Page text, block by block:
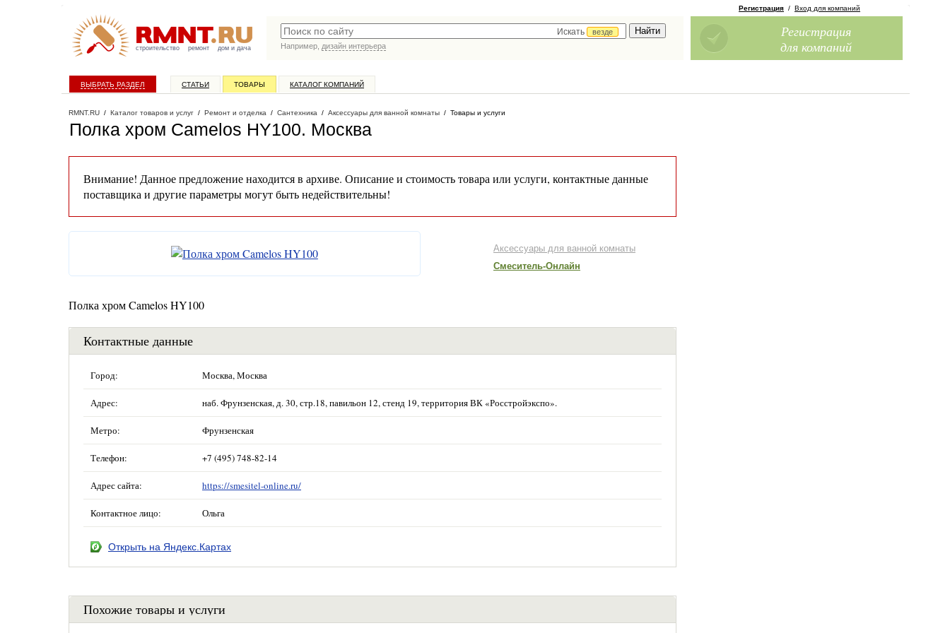
строительство ремонт дом и дача
Искать
везде
Например, дизайн интерьера
Регистрация / Вход для компаний
Регистрация
для компаний
ВЫБРАТЬ РАЗДЕЛ СТАТЬИ ТОВАРЫ КАТАЛОГ КОМПАНИЙ
RMNT.RU / Каталог товаров и услуг / Ремонт и отделка / Сантехника / Аксессуары для ванной комнаты / Товары и услуги
Полка хром Camelos HY100. Москва
Внимание! Данное предложение находится в архиве. Описание и стоимость товара или услуги, контактные данные
поставщика и другие параметры могут быть недействительны!
Аксессуары для ванной комнаты
Смеситель-Онлайн
Полка хром Camelos HY100
Контактные данные
Город: Москва, Москва
Адрес: наб. Фрунзенская, д. 30, стр.18, павильон 12, стенд 19, территория ВК «Росстройэкспо».
Метро: Фрунзенская
Телефон: +7 (495) 748-82-14
Адрес сайта: https://smesitel-online.ru/
Контактное лицо: Ольга
Открыть на Яндекс.Картах
Похожие товары и услуги